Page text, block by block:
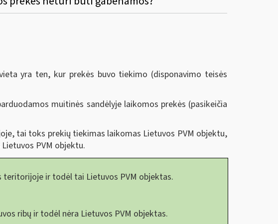
yra ten, kur prekės buvo tiekimo (disponavimo teisės
muitinės sandėlyje laikomos prekės (pasikeičia
tai toks prekių tiekimas laikomas Lietuvos PVM objektu,
PVM objektu.
ir todėl tai Lietuvos PVM objektas.
ribų ir todėl nėra Lietuvos PVM objektas.